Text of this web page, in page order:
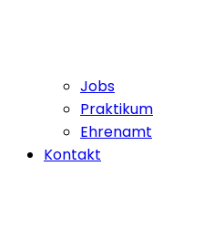
Jobs
Praktikum
Ehrenamt
Kontakt